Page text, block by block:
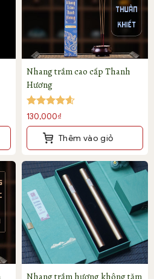
Nhang trầm cao cấp Thanh
Hương
Được xếp
hạng4.6
5 sao
130,000₫
Thêm vào giỏ
Nhang trầm hương không tăm